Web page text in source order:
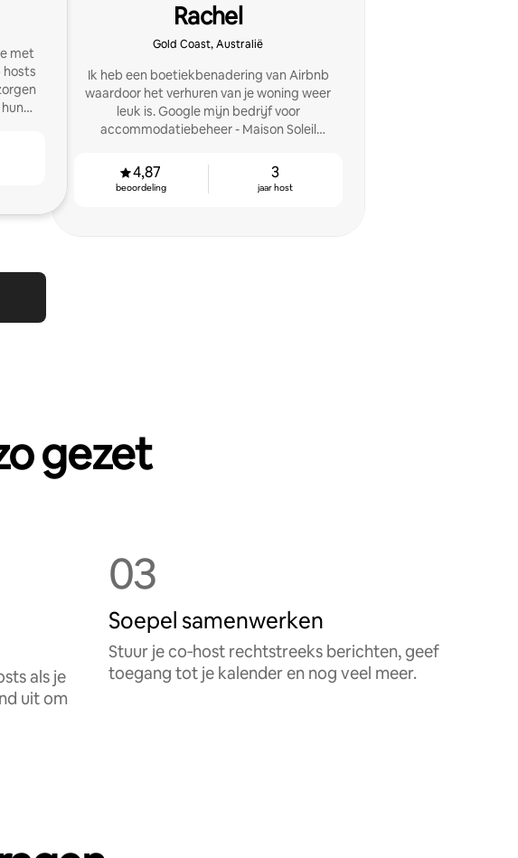
met
hosts
Rachel
Gold Coast, Australië
Ik heb een boetiekbenadering van Airbnb
waardoor het verhuren van je woning weer
leuk is. Google mijn bedrijf voor
accommodatiebeheer - Maison Soleil
4,87
beoordeling
3
jaar host
gezet
als je
uit om
03
Soepel samenwerken
Stuur je co‑host rechtstreeks berichten, geef
toegang tot je kalender en nog veel meer.